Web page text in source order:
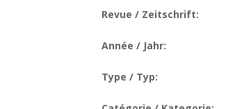
Revue / Zeitschrift:
Année / Jahr:
Type / Typ: